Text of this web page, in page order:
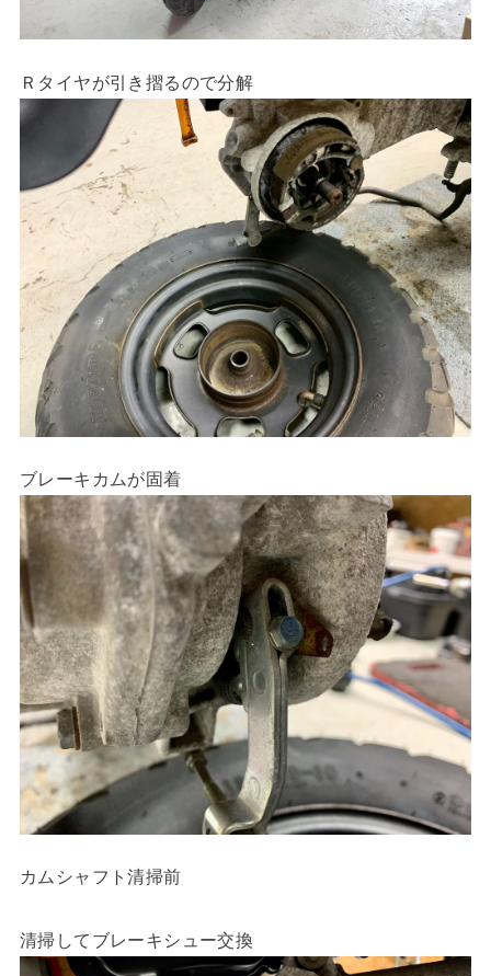
Ｒタイヤが引き摺るので分解
ブレーキカムが固着
カムシャフト清掃前
清掃してブレーキシュー交換